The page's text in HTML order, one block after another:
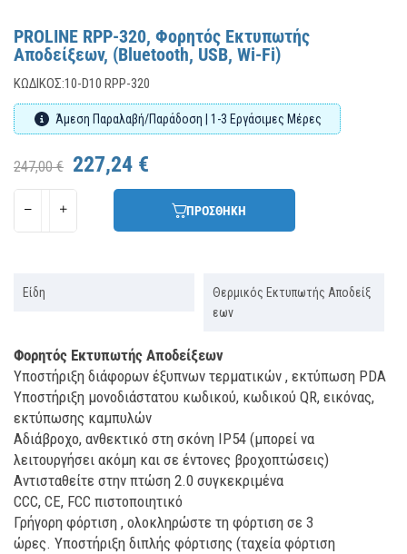
PROLINE RPP-320, Φορητός Εκτυπωτής
Αποδείξεων, (Bluetooth, USB, Wi-Fi)
ΚΩΔΙΚΌΣ:10-D10 RPP-320
Άμεση Παραλαβή/Παράδοση | 1-3 Εργάσιμες Μέρες
247,00 € 227,24 €
ΠΡΟΣΘΗΚΗ
Είδη
Θερμικός Εκτυπωτής Αποδείξ
εων
Φορητός Εκτυπωτής Αποδείξεων
Υποστήριξη διάφορων έξυπνων τερματικών , εκτύπωση PDA
Υποστήριξη μονοδιάστατου κωδικού, κωδικού QR, εικόνας,
εκτύπωσης καμπυλών
Αδιάβροχο, ανθεκτικό στη σκόνη IP54 (μπορεί να
λειτουργήσει ακόμη και σε έντονες βροχοπτώσεις)
Αντισταθείτε στην πτώση 2.0 συγκεκριμένα
CCC, CE, FCC πιστοποιητικό
Γρήγορη φόρτιση , ολοκληρώστε τη φόρτιση σε 3
ώρες. Υποστήριξη διπλής φόρτισης (ταχεία φόρτιση